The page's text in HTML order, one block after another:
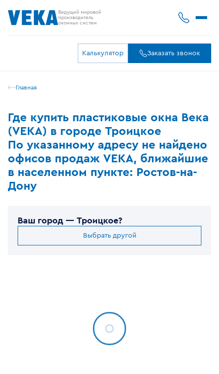
Ведущий мировой
производитель
оконных систем
Калькулятор Заказать звонок
Главная
Где купить пластиковые окна Века
(VEKA) в городе Троицкое
По указанному адресу не найдено
офисов продаж VEKA, ближайшие
в населенном пункте: Ростов-на-
Дону
Ваш город — Троицкое?
Выбрать другой